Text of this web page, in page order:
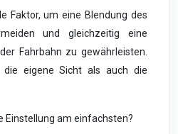
Faktor, um eine Blendung des
und gleichzeitig eine
Fahrbahn zu gewährleisten.
die eigene Sicht als auch die
Einstellung am einfachsten?